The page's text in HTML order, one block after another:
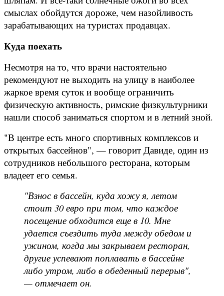
смыслах обойдутся дороже, чем назойливость
зарабатывающих на туристах продавцах.
Куда поехать
Несмотря на то, что врачи настоятельно
рекомендуют не выходить на улицу в наиболее
жаркое время суток и вообще ограничить
физическую активность, римские физкультурники
нашли способ заниматься спортом и в летний зной.
"В центре есть много спортивных комплексов и
открытых бассейнов", — говорит Давиде, один из
сотрудников небольшого ресторана, которым
владеет его семья.
"Взнос в бассейн, куда хожу я, летом
стоит 30 евро при том, что каждое
посещение обходится еще в 10. Мне
удается съездить туда между обедом и
ужином, когда мы закрываем ресторан,
другие успевают поплавать в бассейне
либо утром, либо в обеденный перерыв",
— отмечает он.